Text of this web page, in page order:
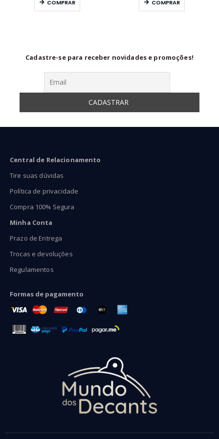
COMPRAR COMPRAR
Cadastre-se para receber novidades e promoções!
Central de Relacionamento
Tire suas dúvidas
Política de privacidade
Compra 100% Segura
Minha Conta
Prazo de Entrega
Trocas e devoluções
Regulamentos
Formas de pagamento